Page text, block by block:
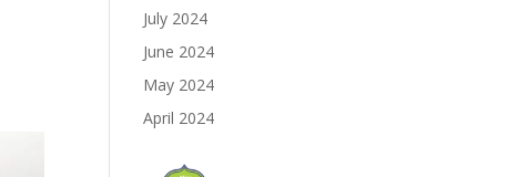
July 2024
June 2024
May 2024
April 2024